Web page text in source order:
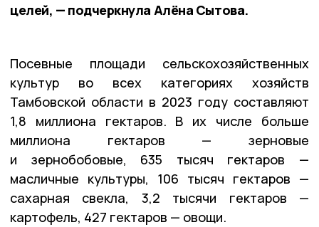
целей, — подчеркнула Алёна Сытова.
Посевные площади сельскохозяйственных
культур во всех категориях хозяйств
Тамбовской области в 2023 году составляют
1,8 миллиона гектаров. В их числе больше
миллиона гектаров — зерновые
и зернобобовые, 635 тысяч гектаров —
масличные культуры, 106 тысяч гектаров —
сахарная свекла, 3,2 тысячи гектаров —
картофель, 427 гектаров — овощи.